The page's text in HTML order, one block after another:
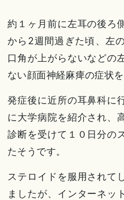
約１ヶ月前に左耳の後ろ
から2週間過ぎた頃、左
口角が上がらないなどの
ない顔面神経麻痺の症状
発症後に近所の耳鼻科に
に大学病院を紹介され、
診断を受けて１０日分の
たそうです。
ステロイドを服用されて
ましたが、インターネッ